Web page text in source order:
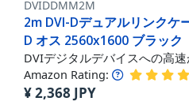
DVIDDMM2M
2m DVI-Dデュアルリンクケ
D オス 2560x1600 ブラック
DVIデジタルデバイスへの高
Amazon Rating:
¥2,368 JPY